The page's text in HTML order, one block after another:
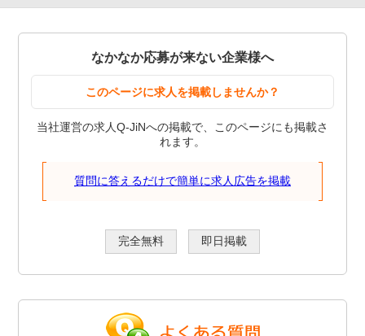
なかなか応募が来ない企業様へ
このページに求人を掲載しませんか？
当社運営の求人Q-JiNへの掲載で、このページにも掲載さ
れます。
質問に答えるだけで簡単に求人広告を掲載
完全無料 即日掲載